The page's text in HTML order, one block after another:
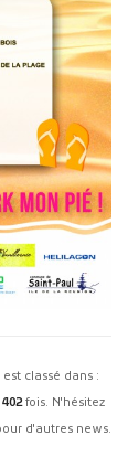
classé dans :
402fois. N'hésitez
d'autres news.